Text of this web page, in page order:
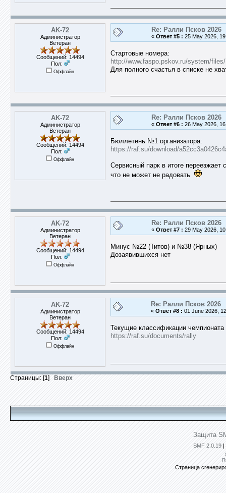
AK-72
Администратор
Ветеран
Сообщений: 14494
Пол:
Оффлайн
Re: Ралли Псков 2026
« Ответ #5 : 25 May 2026,
Стартовые номера:
http://www.faspo.pskov.ru/system/
Для полного счастья в списке не
AK-72
Администратор
Ветеран
Сообщений: 14494
Пол:
Оффлайн
Re: Ралли Псков 2026
« Ответ #6 : 26 May 2026,
Бюллетень №1 организатора:
https://raf.su/download/
Сервисный парк в итоге
что не может не радовать
AK-72
Администратор
Ветеран
Сообщений: 14494
Пол:
Оффлайн
Re: Ралли Псков 2026
« Ответ #7 : 29 May 2026,
Минус №22 (Титов) и №38 (Ярных)
Дозаявившихся нет
AK-72
Администратор
Ветеран
Сообщений: 14494
Пол:
Оффлайн
Re: Ралли Псков 2026
« Ответ #8 : 01 June 2026,
Текущие классификации
https://raf.su/documents/rally
Страницы: [1] Вверх
Защита
SMF 2.0.19 |
Страница